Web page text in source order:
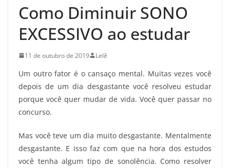
Como Diminuir SONO
EXCESSIVO ao estudar
11 de outubro de 2019 Lelê
Um outro fator é o cansaço mental. Muitas vezes você
depois de um dia desgastante você resolveu estudar
porque você quer mudar de vida. Você quer passar no
concurso.
Mas você teve um dia muito desgastante. Mentalmente
desgastante. E isso faz com que na hora dos estudos
você tenha algum tipo de sonolência. Como resolver